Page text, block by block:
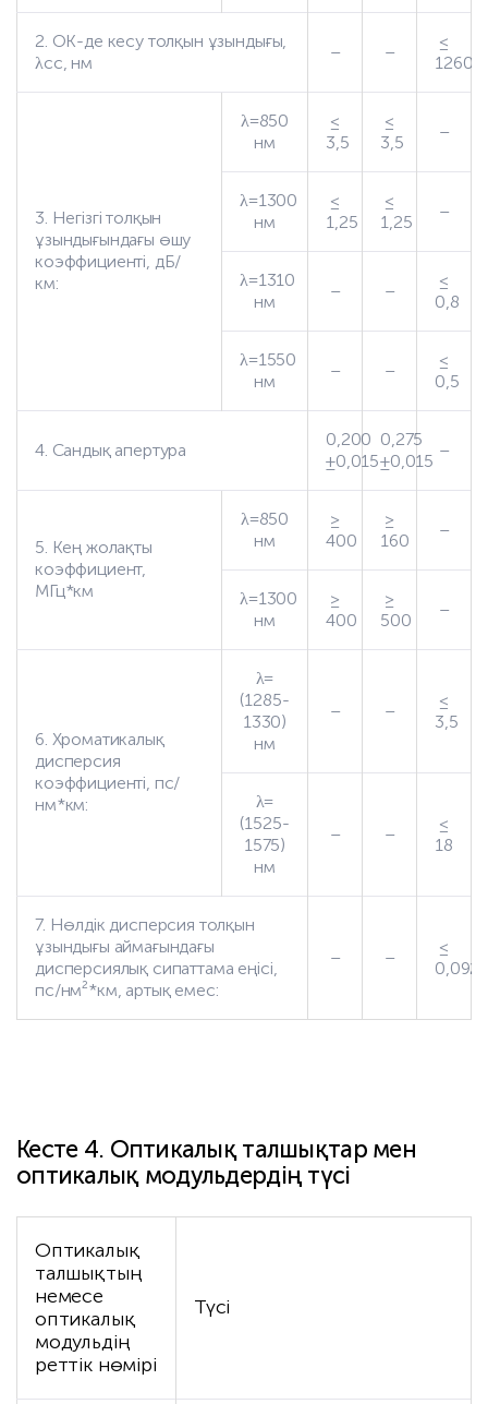
2. ОК-де кесу толқын ұзындығы,
λсс, нм
– –
≤
1260
3. Негізгі толқын
ұзындығындағы өшу
коэффициенті, дБ/
км:
λ=850
нм
≤
3,5
≤
3,5
–
λ=1300
нм
≤
1,25
≤
1,25
–
λ=1310
нм
– –
≤
0,8
λ=1550
нм
– –
≤
0,5
4. Сандық апертура
0,200
±0,015
0,275
±0,015
–
5. Кең жолақты
коэффициент,
МГц*км
λ=850
нм
≥
400
≥
160
–
λ=1300
нм
≥
400
≥
500
–
6. Хроматикалық
дисперсия
коэффициенті, пс/
нм*км:
λ=
(1285-
1330)
нм
– –
≤
3,5
λ=
(1525-
1575)
нм
– –
≤
18
7. Нөлдік дисперсия толқын
ұзындығы аймағындағы
дисперсиялық сипаттама еңісі,
пс/нм²*км, артық емес:
– –
≤
0,092
Кесте 4. Оптикалық талшықтар мен
оптикалық модульдердің түсі
Оптикалық
талшықтың
немесе
оптикалық
модульдің
реттік нөмірі
Түсі